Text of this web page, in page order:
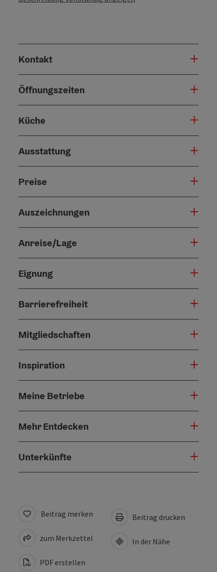
Kontakt
Öffnungszeiten
Küche
Ausstattung
Preise
Auszeichnungen
Anreise/Lage
Eignung
Barrierefreiheit
Mitgliedschaften
Inspiration
Meine Betriebe
Mehr Entdecken
Unterkünfte
Beitrag merken
zum Merkzettel
PDF erstellen
Beitrag drucken
In der Nähe